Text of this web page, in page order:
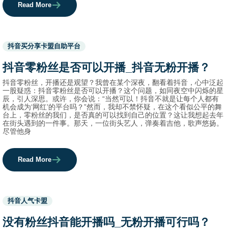
Read More
Used
before
category
names.
抖音买分享卡盟自助平台
抖音零粉丝是否可以开播_抖音无粉开播？
抖音零粉丝，开播还是观望？我曾在某个深夜，翻看着抖音，心中泛起
一股疑惑：抖音零粉丝是否可以开播？这个问题，如同夜空中闪烁的星
辰，引人深思。或许，你会说：“当然可以！抖音不就是让每个人都有
机会成为‘网红’的平台吗？”然而，我却不禁怀疑，在这个看似公平的舞
台上，零粉丝的我们，是否真的可以找到自己的位置？这让我想起去年
在街头遇到的一件事。那天，一位街头艺人，弹奏着吉他，歌声悠扬。
尽管他身
Read More
Used
before
names.
抖音人气卡盟
没有粉丝抖音能开播吗_无粉开播可行吗？